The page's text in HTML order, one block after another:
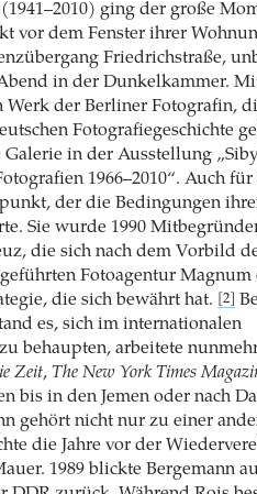
ging der große
vor dem Fenster ihrer
Friedrichstraße,
in der Dunkelkammer.
Werk der Berliner Fotografin,
Fotografiegeschichte
in der Ausstellung
1966–2010“. Auch
der die Bedingungen
Sie wurde 1990
die sich nach dem Vorbild
Fotoagentur Magnum
die sich bewährt hat.
[2]
es, sich im internationalen
behaupten, arbeitete
Zeit, The New York Times
bis in den Jemen oder nach
gehört nicht nur zu einer
die Jahre vor der
1989 blickte Bergemann